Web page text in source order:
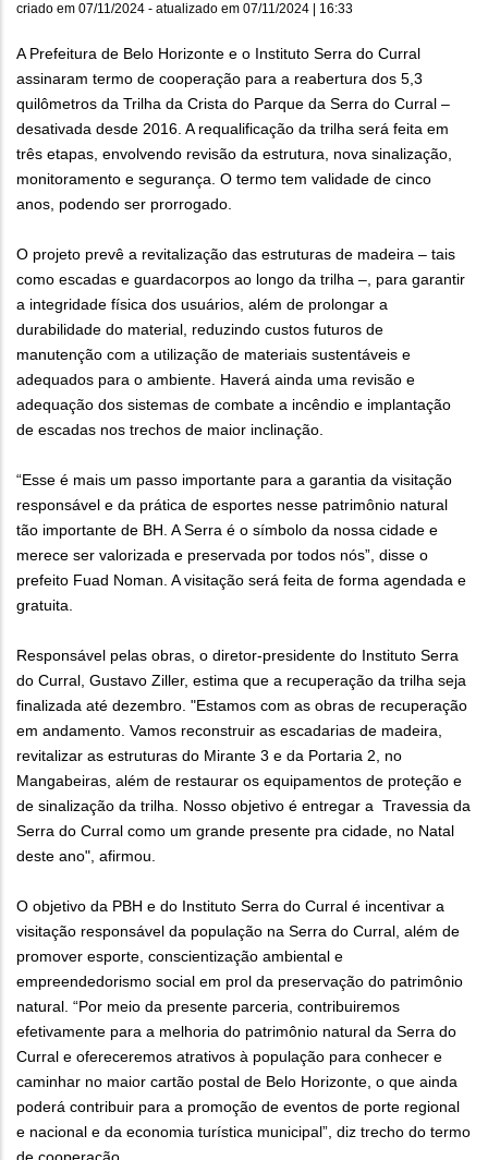
criado em 07/11/2024 - atualizado em 07/11/2024 | 16:33
A Prefeitura de Belo Horizonte e o Instituto Serra do Curral
assinaram termo de cooperação para a reabertura dos 5,3
quilômetros da Trilha da Crista do Parque da Serra do Curral –
desativada desde 2016. A requalificação da trilha será feita em
três etapas, envolvendo revisão da estrutura, nova sinalização,
monitoramento e segurança. O termo tem validade de cinco
anos, podendo ser prorrogado.
O projeto prevê a revitalização das estruturas de madeira – tais
como escadas e guardacorpos ao longo da trilha –, para garantir
a integridade física dos usuários, além de prolongar a
durabilidade do material, reduzindo custos futuros de
manutenção com a utilização de materiais sustentáveis e
adequados para o ambiente. Haverá ainda uma revisão e
adequação dos sistemas de combate a incêndio e implantação
de escadas nos trechos de maior inclinação.
“Esse é mais um passo importante para a garantia da visitação
responsável e da prática de esportes nesse patrimônio natural
tão importante de BH. A Serra é o símbolo da nossa cidade e
merece ser valorizada e preservada por todos nós”, disse o
prefeito Fuad Noman. A visitação será feita de forma agendada e
gratuita.
Responsável pelas obras, o diretor-presidente do Instituto Serra
do Curral, Gustavo Ziller, estima que a recuperação da trilha seja
finalizada até dezembro. "Estamos com as obras de recuperação
em andamento. Vamos reconstruir as escadarias de madeira,
revitalizar as estruturas do Mirante 3 e da Portaria 2, no
Mangabeiras, além de restaurar os equipamentos de proteção e
de sinalização da trilha. Nosso objetivo é entregar a Travessia da
Serra do Curral como um grande presente pra cidade, no Natal
deste ano", afirmou.
O objetivo da PBH e do Instituto Serra do Curral é incentivar a
visitação responsável da população na Serra do Curral, além de
promover esporte, conscientização ambiental e
empreendedorismo social em prol da preservação do patrimônio
natural. “Por meio da presente parceria, contribuiremos
efetivamente para a melhoria do patrimônio natural da Serra do
Curral e ofereceremos atrativos à população para conhecer e
caminhar no maior cartão postal de Belo Horizonte, o que ainda
poderá contribuir para a promoção de eventos de porte regional
e nacional e da economia turística municipal”, diz trecho do termo